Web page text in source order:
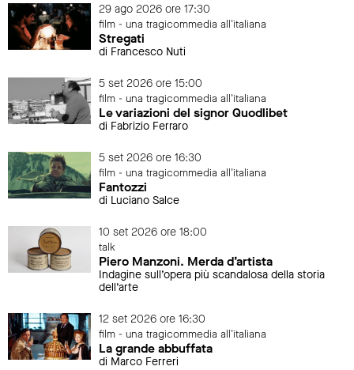
29 ago 2026 ore 17:30
film - una tragicommedia all'italiana
Stregati
di Francesco Nuti
5 set 2026 ore 15:00
film - una tragicommedia all'italiana
Le variazioni del signor Quodlibet
di Fabrizio Ferraro
5 set 2026 ore 16:30
film - una tragicommedia all'italiana
Fantozzi
di Luciano Salce
10 set 2026 ore 18:00
talk
Piero Manzoni. Merda d’artista
Indagine sull’opera più scandalosa della storia
dell’arte
12 set 2026 ore 16:30
film - una tragicommedia all'italiana
La grande abbuffata
di Marco Ferreri